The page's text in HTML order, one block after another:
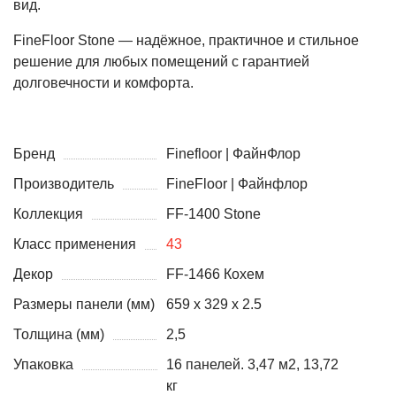
вид.
FineFloor Stone — надёжное, практичное и стильное
решение для любых помещений с гарантией
долговечности и комфорта.
Бренд
Finefloor | ФайнФлор
Производитель
FineFloor | Файнфлор
Коллекция
FF-1400 Stone
Класс применения
43
Декор
FF-1466 Кохем
Размеры панели (мм)
659 x 329 x 2.5
Толщина (мм)
2,5
Упаковка
16 панелей. 3,47 м2, 13,72
кг